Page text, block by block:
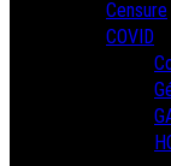
Censure
COVID